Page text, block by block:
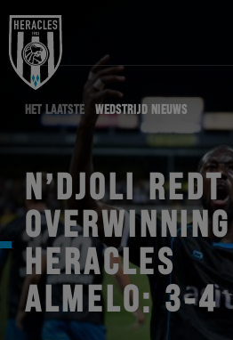
HET LAATSTE WEDSTRIJD NIEUWS
N’DJOLI REDT
OVERWINNING
HERACLES
ALMELO: 3-4